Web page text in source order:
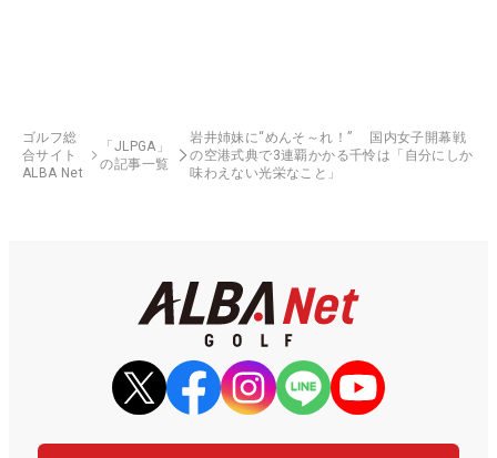
ゴルフ総
合サイト
ALBA Net
「JLPGA」
の記事一覧
岩井姉妹に“めんそ～れ！” 国内女子開幕戦
の空港式典で3連覇かかる千怜は「自分にしか
味わえない光栄なこと」